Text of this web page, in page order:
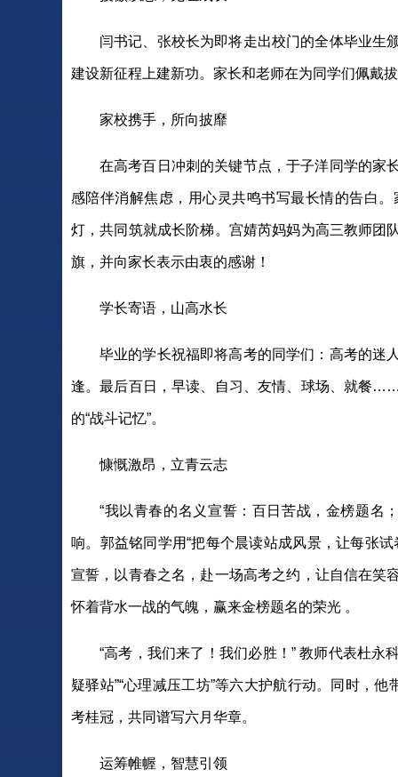
闫书记、张校长为即将走出校门的全体毕业生
建设新征程上建新功。家长和老师在为同学们佩戴
家校携手，所向披靡
在高考百日冲刺的关键节点，于子洋同学的家
感陪伴消解焦虑，用心灵共鸣书写最长情的告白
灯，共同筑就成长阶梯。宫婧芮妈妈为高三教师团
旗，并向家长表示由衷的感谢！
学长寄语，山高水长
毕业的学长祝福即将高考的同学们：高考的迷
逢。最后百日，早读、自习、友情、球场、就餐
的“战斗记忆”。
慷慨激昂，立青云志
“我以青春的名义宣誓：百日苦战，金榜题名
响。郭益铭同学用“把每个晨读站成风景，让每张
宣誓，以青春之名，赴一场高考之约，让自信在笑
怀着背水一战的气魄，赢来金榜题名的荣光 。
“高考，我们来了！我们必胜！” 教师代表杜永
疑驿站”“心理减压工坊”等六大护航行动。同时，
考桂冠，共同谱写六月华章。
运筹帷幄，智慧引领